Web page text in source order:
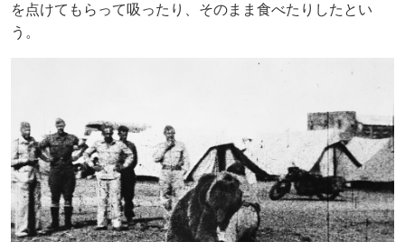
を点けてもらって吸ったり、そのまま食べたりしたとい
う。